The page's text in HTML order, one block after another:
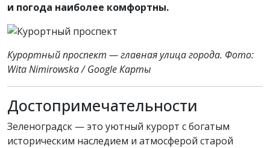
и погода наиболее комфортны.
Курортный проспект — главная улица города. Фото:
Wita Nimirowska / Google Карты
Достопримечательности
Зеленоградск — это уютный курорт с богатым
историческим наследием и атмосферой старой